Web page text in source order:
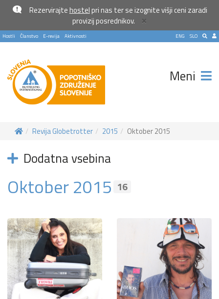
Rezervirajtehostelpri nas ter se izognite višji ceni zaradi
provizij posrednikov.
×
Hostli Članstvo E-revija Aktivnosti SLO
ENG
Meni
Revija Globetrotter 2015 Oktober 2015
Dodatna vsebina
Oktober 2015 16
Pošlji VESELJE5 na 1919 in
doniraj 5 €
Pomagaj otrokom z manj priložnostmi do počitnic na morju.
Ne hvala